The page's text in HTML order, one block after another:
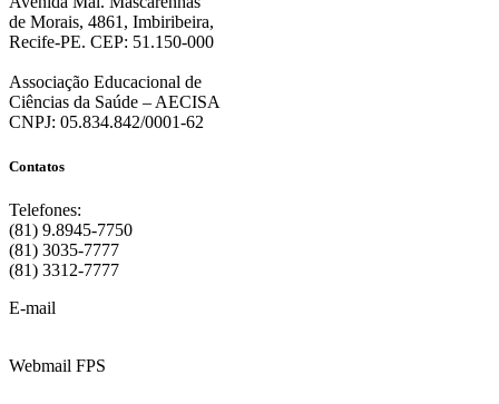
de Morais, 4861, Imbiribeira,
Recife-PE. CEP: 51.150-000
Associação Educacional de
Ciências da Saúde – AECISA
CNPJ: 05.834.842/0001-62
Contatos
Telefones:
(81) 9.8945-7750
(81) 3035-7777
(81) 3312-7777
E-mail
Webmail FPS